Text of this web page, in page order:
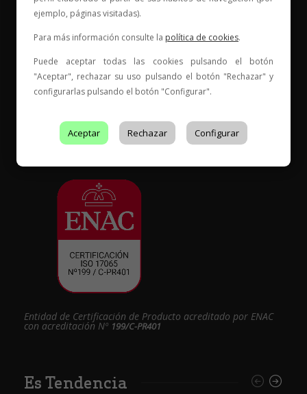
nueva historia.
* Web con contenido para mayores de 18 años
Entidad de Certificación de Producto acreditado por ENAC
con acreditación Nº 199/C-PR401
Es Tendencia
ejemplo, páginas visitadas).
Para más información consulte la política de cookies.
Puede aceptar todas las cookies pulsando el botón
"Aceptar", rechazar su uso pulsando el botón "Rechazar" y
configurarlas pulsando el botón "Configurar".
Aceptar Rechazar Configurar